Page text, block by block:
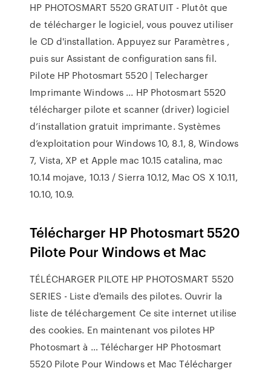
HP PHOTOSMART 5520 GRATUIT - Plutôt que
de télécharger le logiciel, vous pouvez utiliser
le CD d'installation. Appuyez sur Paramètres ,
puis sur Assistant de configuration sans fil.
Pilote HP Photosmart 5520 | Telecharger
Imprimante Windows ... HP Photosmart 5520
télécharger pilote et scanner (driver) logiciel
d’installation gratuit imprimante. Systèmes
d’exploitation pour Windows 10, 8.1, 8, Windows
7, Vista, XP et Apple mac 10.15 catalina, mac
10.14 mojave, 10.13 / Sierra 10.12, Mac OS X 10.11,
10.10, 10.9.
Télécharger HP Photosmart 5520
Pilote Pour Windows et Mac
TÉLÉCHARGER PILOTE HP PHOTOSMART 5520
SERIES - Liste d'emails des pilotes. Ouvrir la
liste de téléchargement Ce site internet utilise
des cookies. En maintenant vos pilotes HP
Photosmart à … Télécharger HP Photosmart
5520 Pilote Pour Windows et Mac Télécharger